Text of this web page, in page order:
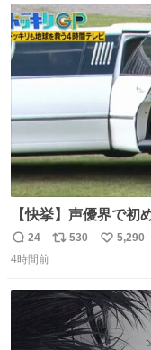
ト
数
数
【快挙】声優界で初め
返
信
24
リ
ト
530
い
数
5,290
4時間前